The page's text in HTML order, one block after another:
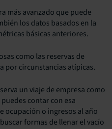
más avanzado que puede
los datos basados en la
básicas anteriores.
como las reservas de
por circunstancias atípicas.
un viaje de empresa como
contar con esa
ocupación o ingresos al año
formas de llenar el vacío